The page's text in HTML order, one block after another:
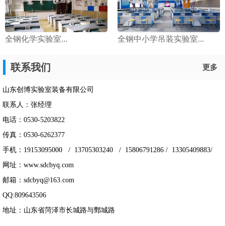
全钢化学实验室... 全钢中小学吊装实验室...
联系我们 更多
山东创博实验室装备有限公司
联系人：张经理
电话：0530-5203822
传真：0530-6262377
手机：19153095000 / 13705303240 / 15806791286 / 13305409883/
网址：www.sdcbyq.com
邮箱：sdcbyq@163.com
QQ:809643506
地址：山东省菏泽市长城路与鄄城路